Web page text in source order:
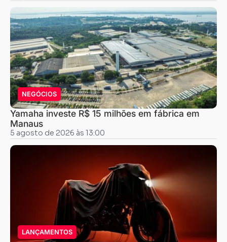
NEGÓCIOS
Yamaha investe R$ 15 milhões em fábrica em
Manaus
5 agosto de 2026 às 13:00
LANÇAMENTOS